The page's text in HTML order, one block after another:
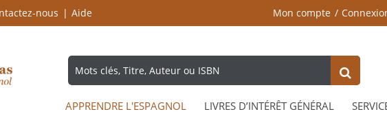
nous Aide Mon compte
APPRENDRE L'ESPAGNOL LIVRES D’INTÉRÊT GÉNÉRAL